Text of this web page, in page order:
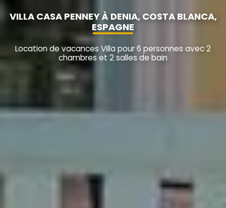
VILLA CASA PENNEY À DENIA, COSTA BLANCA,
ESPAGNE
Location de vacances Villa pour 6 personnes avec 2
chambres et 2 salles de bain